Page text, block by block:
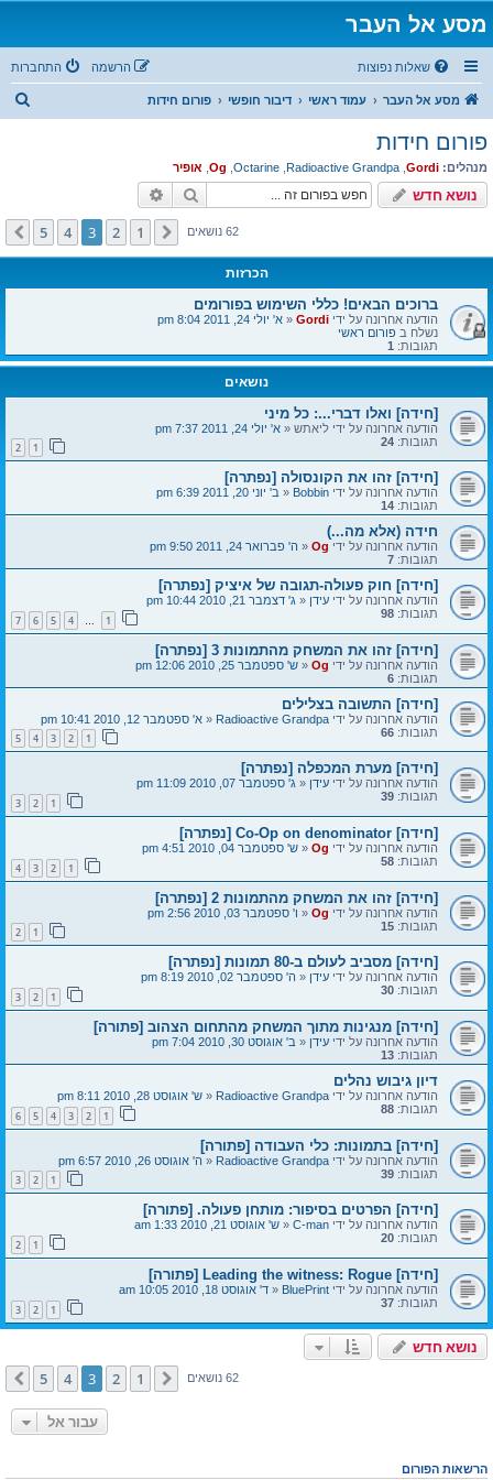
מסע אל העבר
שאלות נפוצות התחברות הרשמה
מסע אל העבר עמוד ראשי דיבור חופשי פורום חידות
ח
פורום חידות
מנהלים: Gordi
,
Radioactive Grandpa
,
Octarine
,
Og
, אופיר
נושא חדש חיפוש
62 נושאים הקודם 1
2
3
4
5 הבא
הכרזות
ברוכים הבאים! כללי השימוש בפורומים
הודעה אחרונה על ידי Gordi
«א' יולי 24, 2011 8:04 pm
נשלח בפורום ראשי
תגובות: 1
נושאים
[חידה] ואלו דברי...: כל מיני
הודעה אחרונה על ידי ליאתש«א' יולי 24, 2011 7:37 pm
תגובות: 24
2
[חידה] זהו את הקונסולה [נפתרה]
הודעה אחרונה על ידי Bobbin
«ב' יוני 20, 2011 6:39 pm
תגובות: 14
חידה (אלא מה...)
הודעה אחרונה על ידי Og
«ה' פברואר 24, 2011 9:50 pm
תגובות: 7
[חידה] חוק פעולה-תגובה של איציק [נפתרה]
הודעה אחרונה על ידי עידן«ג' דצמבר 21, 2010 10:44 pm
תגובות: 98
…
4
5
6
7
[חידה] זהו את המשחק מהתמונות 3 [נפתרה]
הודעה אחרונה על ידי Og
«ש' ספטמבר 25, 2010 12:06 pm
תגובות: 6
[חידה] התשובה בצלילים
הודעה אחרונה על ידי Radioactive Grandpa
«א' ספטמבר 12, 2010 10:41 pm
תגובות: 66
2
3
4
5
[חידה] מערת המכפלה [נפתרה]
הודעה אחרונה על ידי עידן«ג' ספטמבר 07, 2010 11:09 pm
תגובות: 39
2
3
[חידה] Co-Op on denominator [נפתרה]
הודעה אחרונה על ידי Og
«ש' ספטמבר 04, 2010 4:51 pm
תגובות: 58
2
3
4
[חידה] זהו את המשחק מהתמונות 2 [נפתרה]
הודעה אחרונה על ידי Og
«ו' ספטמבר 03, 2010 2:56 pm
תגובות: 15
2
[חידה] מסביב לעולם ב-80 תמונות [נפתרה]
הודעה אחרונה על ידי עידן«ה' ספטמבר 02, 2010 8:19 pm
תגובות: 30
2
3
[חידה] מנגינות מתוך המשחק מהתחום הצהוב [פתורה]
הודעה אחרונה על ידי עידן«ב' אוגוסט 30, 2010 7:04 pm
תגובות: 13
דיון גיבוש נהלים
הודעה אחרונה על ידי Radioactive Grandpa
«ש' אוגוסט 28, 2010 8:11 pm
תגובות: 88
2
3
4
5
6
[חידה] בתמונות: כלי העבודה [פתורה]
הודעה אחרונה על ידי Radioactive Grandpa
«ה' אוגוסט 26, 2010 6:57 pm
תגובות: 39
2
3
[חידה] הפרטים בסיפור: מותחן פעולה. [פתורה]
הודעה אחרונה על ידי C-man
«ש' אוגוסט 21, 2010 1:33 am
תגובות: 20
2
[חידה] Leading the witness: Rogue [פתורה]
הודעה אחרונה על ידי BluePrint
«ד' אוגוסט 18, 2010 10:05 am
תגובות: 37
2
3
נושא חדש
62 נושאים הקודם 1
2
3
4
5 הבא
עבור אל
הרשאות הפורום